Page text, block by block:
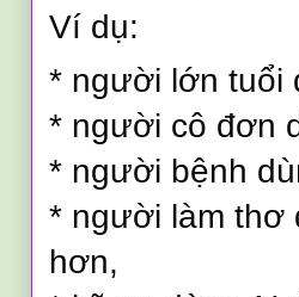
Ví dụ:
* người lớn tuổi
* người cô đơn
* người bệnh
* người làm thơ
hơn,